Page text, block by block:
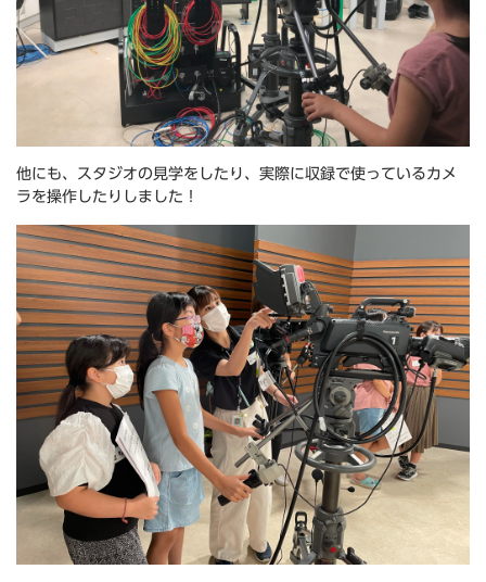
他にも、スタジオの見学をしたり、実際に収録で使っているカメ
ラを操作したりしました！